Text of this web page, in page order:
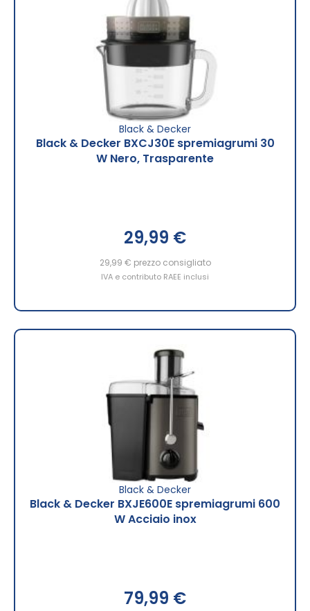
Black & Decker
Black & Decker BXCJ30E spremiagrumi 30
W Nero, Trasparente
29,99 €
29,99 € prezzo consigliato
IVA e contributo RAEE inclusi
Black & Decker
Black & Decker BXJE600E spremiagrumi 600
W Acciaio inox
79,99 €